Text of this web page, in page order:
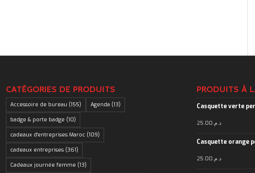
CATÉGORIES DE PRODUITS
Accessoire de bureau (155) Agenda (13)
badge & porte badge (10)
cadeaux d'entreprises Maroc (109)
cadeaux entreprises (361)
Cadeaux journée femme (13)
PRODUITS À
Casquette verte
د.م.25.00
Casquette orange
د.م.25.00